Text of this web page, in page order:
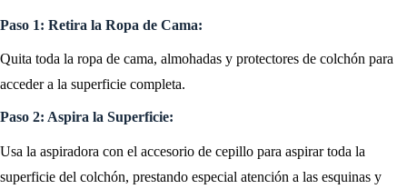
Paso 1: Retira la Ropa de Cama:
Quita toda la ropa de cama, almohadas y protectores de colchón para
acceder a la superficie completa.
Paso 2: Aspira la Superficie:
Usa la aspiradora con el accesorio de cepillo para aspirar toda la
superficie del colchón, prestando especial atención a las esquinas y